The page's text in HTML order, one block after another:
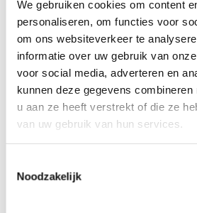
We gebruiken cookies om content
personaliseren, om functies voor
om ons websiteverkeer te
informatie over uw gebruik van
voor social media, adverteren en
kunnen deze gegevens
u aan ze heeft verstrekt of die ze
van uw gebruik van hun services.
Noodzakelijk
Alkmaar. Deze vlag is op 27
vastgesteld door de
Dit is dezelfde vlag die jaarlijks
inwoner wordt uitgestoken
ontzet op 8 Oktober. Ook op 11
de bedoeling dat er wordt
is de datum dat Alkmaar